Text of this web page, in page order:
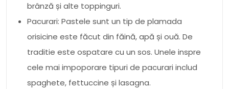
brânză și alte toppinguri.
Pacurari: Pastele sunt un tip de plamada
orisicine este făcut din făină, apă și ouă. De
traditie este ospatare cu un sos. Unele inspre
cele mai impoporare tipuri de pacurari includ
spaghete, fettuccine și lasagna.